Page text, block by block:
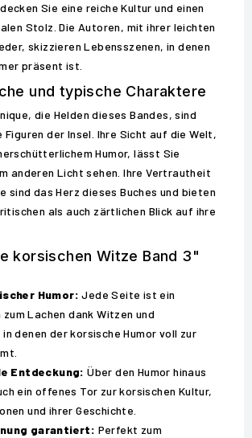
Sie eine reiche Kultur und einen
Stolz. Die Autoren, mit ihrer leichten
skizzieren Lebensszenen, in denen
präsent ist.
und typische Charaktere
die Helden dieses Bandes, sind
der Insel. Ihre Sicht auf die Welt,
Humor, lässt Sie
anderen Licht sehen. Ihre Vertrautheit
sind das Herz dieses Buches und bieten
als auch zärtlichen Blick auf ihre
korsischen Witze Band 3"
Humor: Jede Seite ist ein
Lachen dank Witzen und
denen der korsische Humor voll zur
Entdeckung: Über den Humor hinaus
ein offenes Tor zur korsischen Kultur,
und ihrer Geschichte.
garantiert: Perfekt zum